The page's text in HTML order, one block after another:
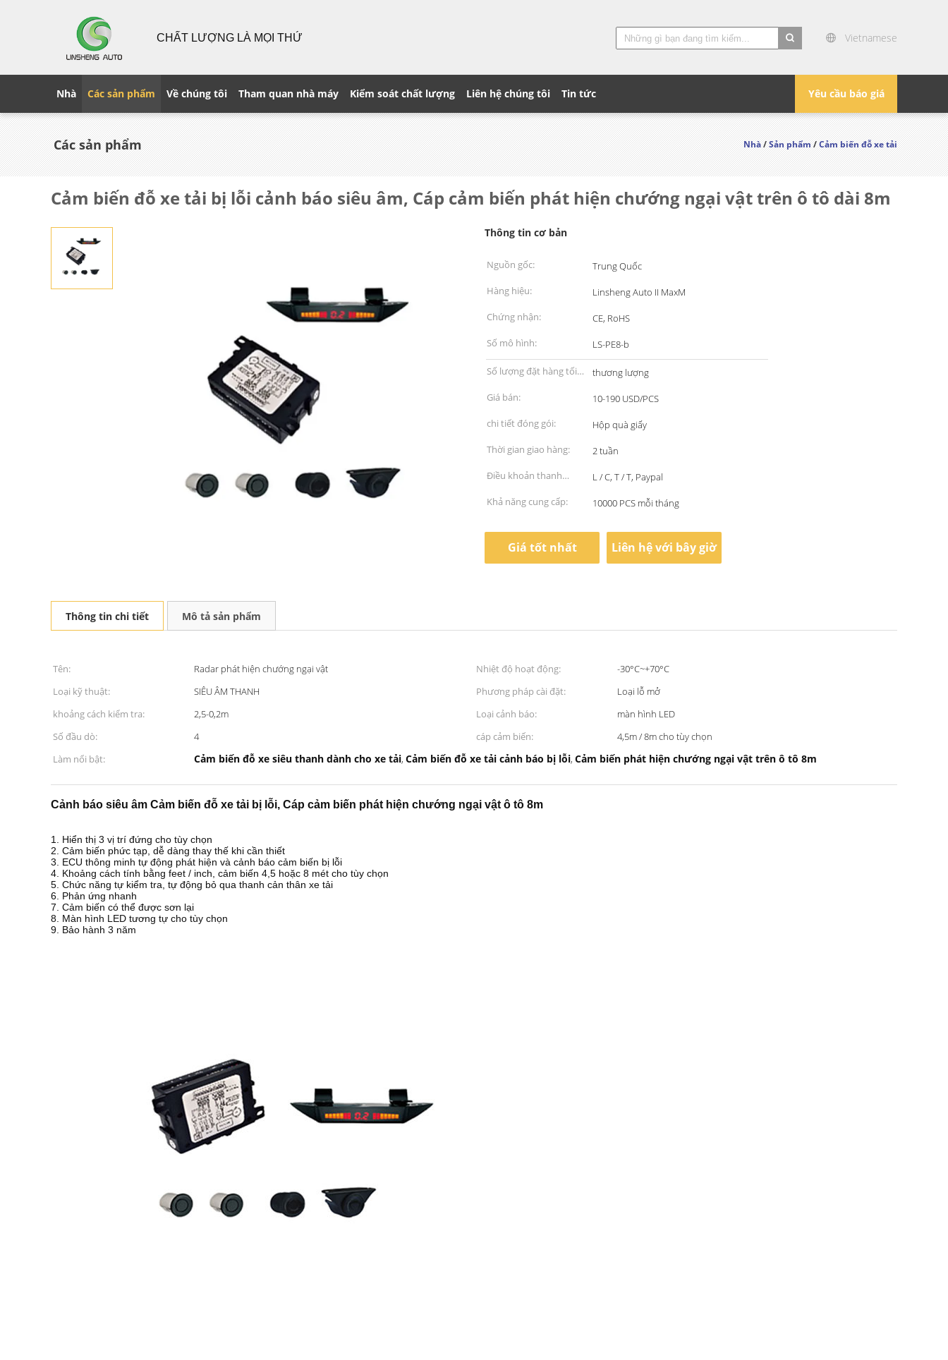
CHẤT LƯỢNG LÀ MỌI THỨ Vietnamese
Yêu cầu báo giá
Nhà Các sản phẩm Về chúng tôi Tham quan nhà máy Kiểm soát chất lượng Liên hệ chúng tôi Tin tức
Các sản phẩm Nhà/Sản phẩm/Cảm biến đỗ xe tải
Cảm biến đỗ xe tải bị lỗi cảnh báo siêu âm, Cáp cảm biến phát hiện chướng ngại vật trên ô tô dài 8m
Thông tin cơ bản
Nguồn gốc:
Trung Quốc
Hàng hiệu:
Linsheng Auto II MaxM
Chứng nhận:
CE, RoHS
Số mô hình:
LS-PE8-b
Số lượng đặt hàng tối
thiểu:
thương lượng
Giá bán:
10-190 USD/PCS
chi tiết đóng gói:
Hộp quà giấy
Thời gian giao hàng:
2 tuần
Điều khoản thanh
toán:
L / C, T / T, Paypal
Khả năng cung cấp:
10000 PCS mỗi tháng
Giá tốt nhất Liên hệ với bây giờ
Thông tin chi tiết Mô tả sản phẩm
Tên: Radar phát hiện chướng ngại vật Nhiệt độ hoạt động:
-30°C~+70°C
Loại kỹ thuật:
SIÊU ÂM THANH Phương pháp cài đặt:
Loại lỗ mở
khoảng cách kiểm tra:
2,5-0,2m Loại cảnh báo:
màn hình LED
Số đầu dò:
4 cáp cảm biến:
4,5m / 8m cho tùy chọn
Làm nổi bật:
Cảm biến đỗ xe siêu thanh dành cho xe tải, Cảm biến đỗ xe tải cảnh báo bị lỗi, Cảm biến phát hiện chướng ngại vật trên ô tô 8m
Cảnh báo siêu âm Cảm biến đỗ xe tải bị lỗi, Cáp cảm biến phát hiện chướng ngại vật ô tô 8m
1. Hiển thị 3 vị trí đứng cho tùy chọn
2. Cảm biến phức tạp, dễ dàng thay thế khi cần thiết
3. ECU thông minh tự động phát hiện và cảnh báo cảm biến bị lỗi
4. Khoảng cách tính bằng feet / inch, cảm biến 4,5 hoặc 8 mét cho tùy chọn
5. Chức năng tự kiểm tra, tự động bỏ qua thanh cản thân xe tải
6. Phản ứng nhanh
7. Cảm biến có thể được sơn lại
8. Màn hình LED tương tự cho tùy chọn
9. Bảo hành 3 năm